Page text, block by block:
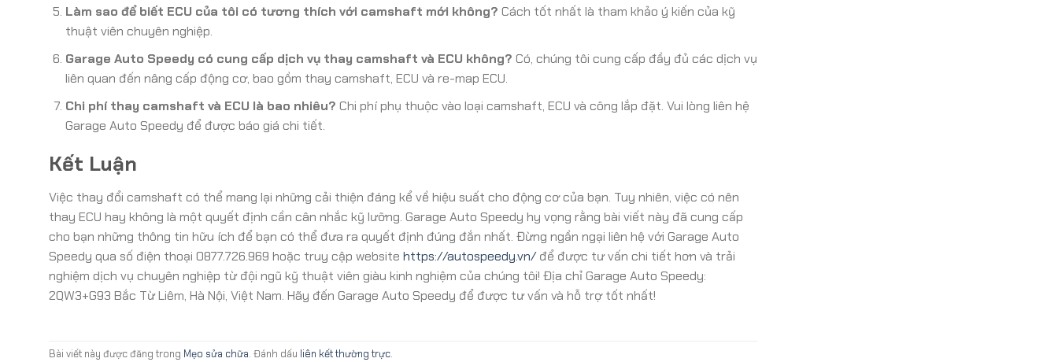
Làm sao để biết ECU của tôi có tương thích với camshaft mới không? Cách tốt nhất là tham khảo ý kiến của kỹ
thuật viên chuyên nghiệp.
Garage Auto Speedy có cung cấp dịch vụ thay camshaft và ECU không? Có, chúng tôi cung cấp đầy đủ các dịch vụ
liên quan đến nâng cấp động cơ, bao gồm thay camshaft, ECU và re-map ECU.
Chi phí thay camshaft và ECU là bao nhiêu? Chi phí phụ thuộc vào loại camshaft, ECU và công lắp đặt. Vui lòng liên hệ
Garage Auto Speedy để được báo giá chi tiết.
Kết Luận
Việc thay đổi camshaft có thể mang lại những cải thiện đáng kể về hiệu suất cho động cơ của bạn. Tuy nhiên, việc có nên
thay ECU hay không là một quyết định cần cân nhắc kỹ lưỡng. Garage Auto Speedy hy vọng rằng bài viết này đã cung cấp
cho bạn những thông tin hữu ích để bạn có thể đưa ra quyết định đúng đắn nhất. Đừng ngần ngại liên hệ với Garage Auto
Speedy qua số điện thoại 0877.726.969 hoặc truy cập website https://autospeedy.vn/để được tư vấn chi tiết hơn và trải
nghiệm dịch vụ chuyên nghiệp từ đội ngũ kỹ thuật viên giàu kinh nghiệm của chúng tôi! Địa chỉ Garage Auto Speedy:
2QW3+G93 Bắc Từ Liêm, Hà Nội, Việt Nam. Hãy đến Garage Auto Speedy để được tư vấn và hỗ trợ tốt nhất!
Bài viết này được đăng trong Mẹo sửa chữa. Đánh dấu liên kết thường trực.